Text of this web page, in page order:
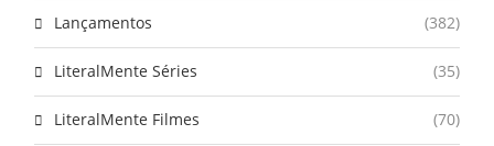
Lançamentos (382)
LiteralMente Séries (35)
LiteralMente Filmes (70)